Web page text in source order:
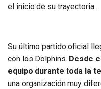
el inicio de su trayectoria.
Su último partido oficial
con los Dolphins. Desde
equipo durante toda la
una organización muy